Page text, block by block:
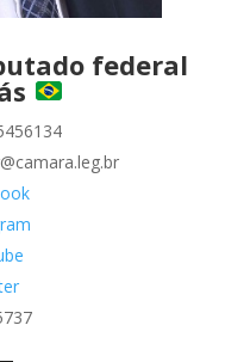
federal